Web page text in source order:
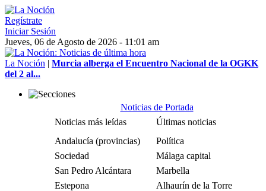
Regístrate
Iniciar Sesión
Jueves, 06 de Agosto de 2026 - 11:01 am
La Noción | Murcia alberga el Encuentro Nacional de la OGKK
del 2 al...
Noticias de Portada
Noticias más leídas
Últimas noticias
Andalucía (provincias)
Política
Sociedad
Málaga capital
San Pedro Alcántara
Marbella
Estepona
Alhaurín de la Torre